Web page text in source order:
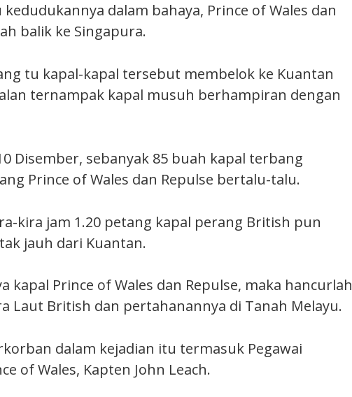
dalam bahaya, Prince of Wales dan
balik ke Singapura.
tu kapal-kapal tersebut membelok ke Kuantan
ternampak kapal musuh berhampiran dengan
Disember, sebanyak 85 buah kapal terbang
Prince of Wales dan Repulse bertalu-talu.
kira jam 1.20 petang kapal perang British pun
jauh dari Kuantan.
kapal Prince of Wales dan Repulse, maka hancurlah
Laut British dan pertahanannya di Tanah Melayu.
dalam kejadian itu termasuk Pegawai
of Wales, Kapten John Leach.